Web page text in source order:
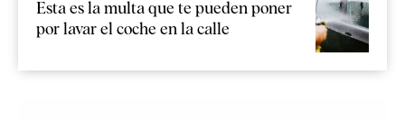
Esta es la multa que te pueden poner
por lavar el coche en la calle